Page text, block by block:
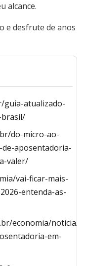
alcance.
e desfrute de anos
guia-atualizado-
brasil/
do-micro-ao-
aposentadoria-
valer/
vai-ficar-mais-
entenda-as-
economia/noticia/
em-